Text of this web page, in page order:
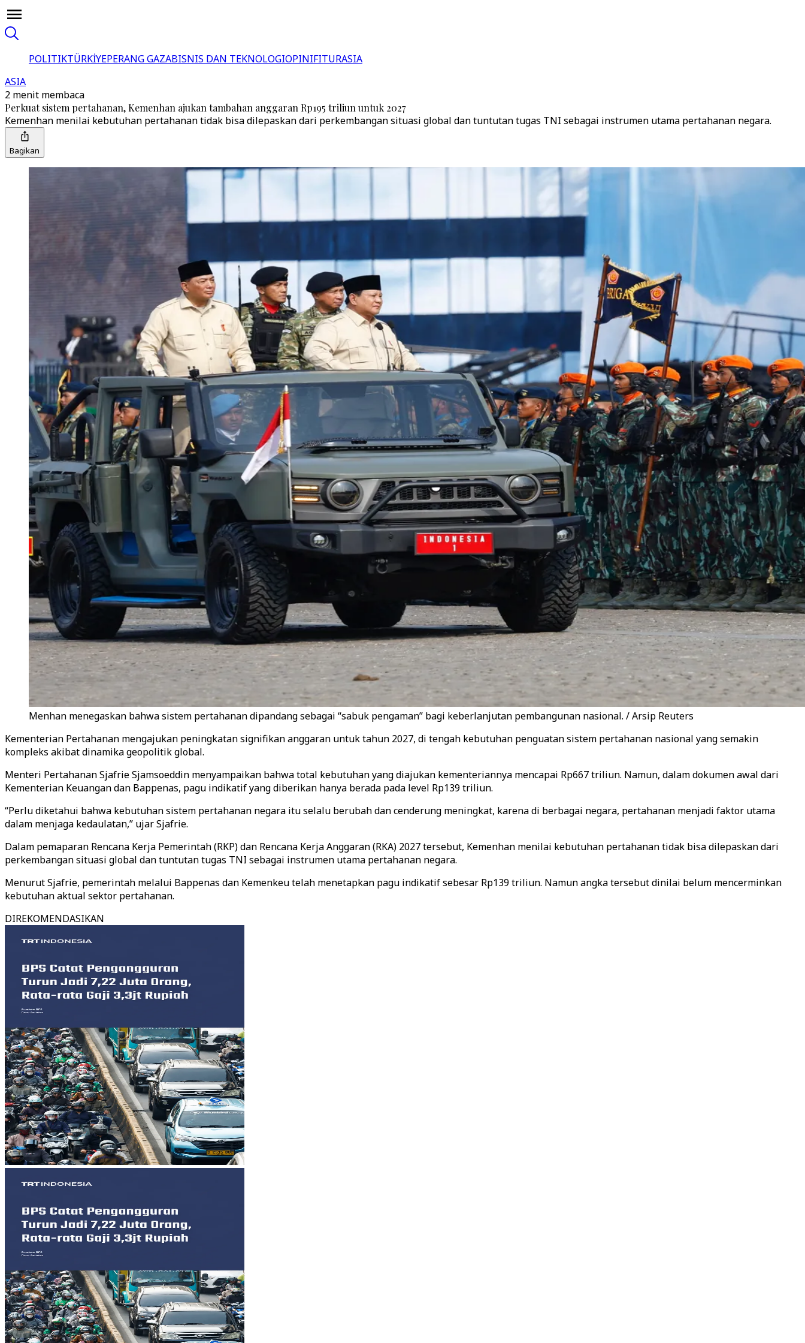
POLITIKTÜRKİYEPERANG GAZABISNIS DAN TEKNOLOGIOPINIFITURASIA
ASIA
2 menit membaca
Perkuat sistem pertahanan, Kemenhan ajukan tambahan anggaran Rp195 triliun untuk 2027
Kemenhan menilai kebutuhan pertahanan tidak bisa dilepaskan dari perkembangan situasi global dan tuntutan tugas TNI sebagai instrumen utama pertahanan negara.
Bagikan
Menhan menegaskan bahwa sistem pertahanan dipandang sebagai “sabuk pengaman” bagi keberlanjutan pembangunan nasional. / Arsip Reuters
Kementerian Pertahanan mengajukan peningkatan signifikan anggaran untuk tahun 2027, di tengah kebutuhan penguatan sistem pertahanan nasional yang semakin
kompleks akibat dinamika geopolitik global.
Menteri Pertahanan Sjafrie Sjamsoeddin menyampaikan bahwa total kebutuhan yang diajukan kementeriannya mencapai Rp667 triliun. Namun, dalam dokumen awal dari
Kementerian Keuangan dan Bappenas, pagu indikatif yang diberikan hanya berada pada level Rp139 triliun.
“Perlu diketahui bahwa kebutuhan sistem pertahanan negara itu selalu berubah dan cenderung meningkat, karena di berbagai negara, pertahanan menjadi faktor utama
dalam menjaga kedaulatan,” ujar Sjafrie.
Dalam pemaparan Rencana Kerja Pemerintah (RKP) dan Rencana Kerja Anggaran (RKA) 2027 tersebut, Kemenhan menilai kebutuhan pertahanan tidak bisa dilepaskan dari
perkembangan situasi global dan tuntutan tugas TNI sebagai instrumen utama pertahanan negara.
Menurut Sjafrie, pemerintah melalui Bappenas dan Kemenkeu telah menetapkan pagu indikatif sebesar Rp139 triliun. Namun angka tersebut dinilai belum mencerminkan
kebutuhan aktual sektor pertahanan.
DIREKOMENDASIKAN